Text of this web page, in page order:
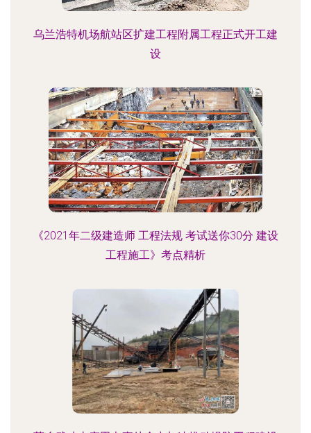
乌兰浩特机场航站区扩建工程附属工程正式开工建
设
《2021年二级建造师 工程法规 考试送你30分 建设
工程施工》考点精析